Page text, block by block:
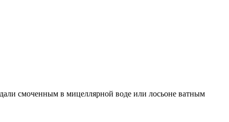
смоченным в мицеллярной воде или лосьоне ватным